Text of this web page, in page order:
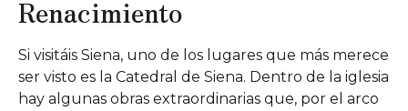
Renacimiento
Si visitáis Siena, uno de los lugares que más merece
ser visto es la Catedral de Siena. Dentro de la iglesia
hay algunas obras extraordinarias que, por el arco